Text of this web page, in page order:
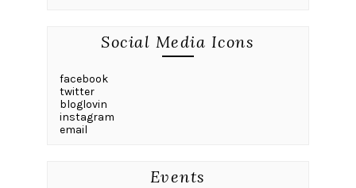
Social Media Icons
facebook
twitter
bloglovin
instagram
email
Events